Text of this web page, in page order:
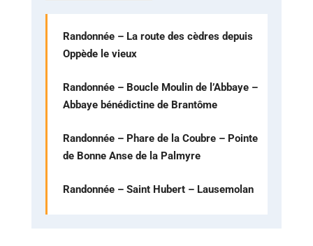
Randonnée – La route des cèdres depuis
Oppède le vieux
Randonnée – Boucle Moulin de l’Abbaye –
Abbaye bénédictine de Brantôme
Randonnée – Phare de la Coubre – Pointe
de Bonne Anse de la Palmyre
Randonnée – Saint Hubert – Lausemolan